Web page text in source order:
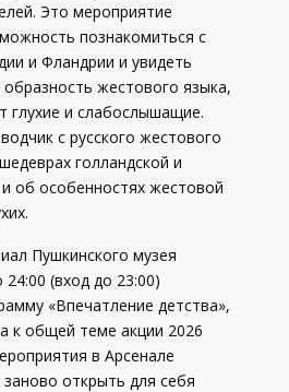
Это мероприятие
познакомиться с
и Фландрии и увидеть
жестового языка,
глухие и слабослышащие.
с русского жестового
голландской и
об особенностях жестовой
Пушкинского музея
24:00 (вход до 23:00)
«Впечатление детства»,
к общей теме акции 2026
в Арсенале
открыть для себя